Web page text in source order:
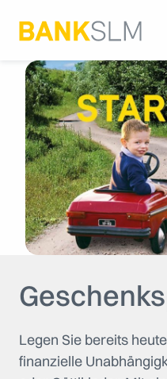
Legen Sie bereits
finanzielle